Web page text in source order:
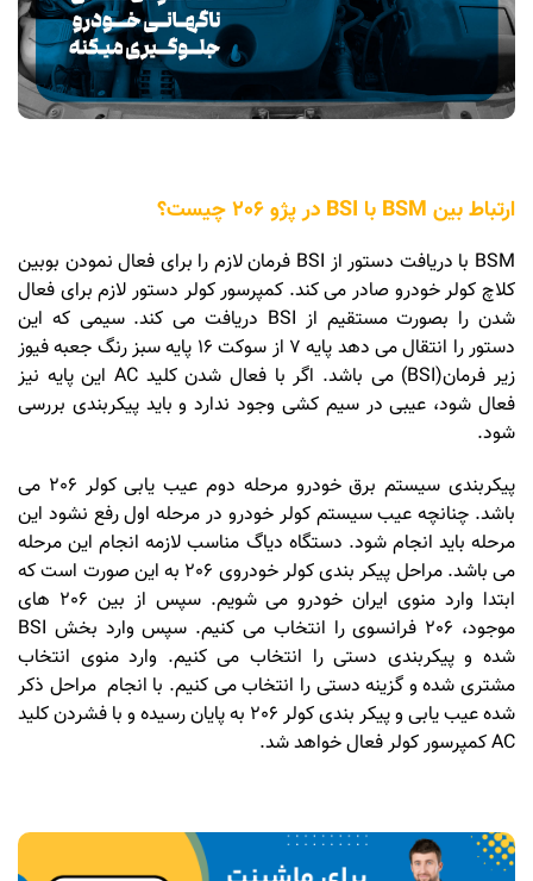
ارتباط بین BSM با BSI در پژو 206 چیست؟
BSM با دریافت دستور از BSI فرمان لازم را برای فعال نمودن بوبین
کلاچ کولر خودرو صادر می کند. کمپرسور کولر دستور لازم برای فعال
شدن را بصورت مستقیم از BSI دریافت می کند. سیمی که این
دستور را انتقال می دهد پایه 7 از سوکت 16 پایه سبز رنگ جعبه فیوز
زیر فرمان(BSI) می باشد. اگر با فعال شدن کلید AC این پایه نیز
فعال شود، عیبی در سیم کشی وجود ندارد و باید پیکربندی بررسی
شود.
پیکربندی سیستم برق خودرو مرحله دوم عیب یابی کولر 206 می
باشد. چنانچه عیب سیستم کولر خودرو در مرحله اول رفع نشود این
مرحله باید انجام شود. دستگاه دیاگ مناسب لازمه انجام این مرحله
می باشد. مراحل پیکر بندی کولر خودروی 206 به این صورت است که
ابتدا وارد منوی ایران خودرو می شویم. سپس از بین 206 های
موجود، 206 فرانسوی را انتخاب می کنیم. سپس وارد بخش BSI
شده و پیکربندی دستی را انتخاب می کنیم. وارد منوی انتخاب
مشتری شده و گزینه دستی را انتخاب می کنیم. با انجام مراحل ذکر
شده عیب یابی و پیکر بندی کولر 206 به پایان رسیده و با فشردن کلید
AC کمپرسور کولر فعال خواهد شد.